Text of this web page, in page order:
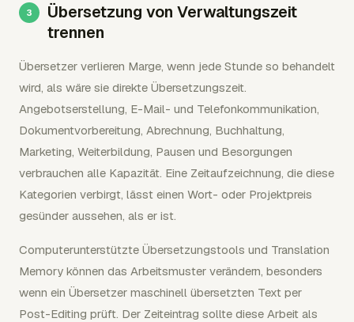
Übersetzung von Verwaltungszeit
trennen
Übersetzer verlieren Marge, wenn jede Stunde so behandelt
wird, als wäre sie direkte Übersetzungszeit.
Angebotserstellung, E-Mail- und Telefonkommunikation,
Dokumentvorbereitung, Abrechnung, Buchhaltung,
Marketing, Weiterbildung, Pausen und Besorgungen
verbrauchen alle Kapazität. Eine Zeitaufzeichnung, die diese
Kategorien verbirgt, lässt einen Wort- oder Projektpreis
gesünder aussehen, als er ist.
Computerunterstützte Übersetzungstools und Translation
Memory können das Arbeitsmuster verändern, besonders
wenn ein Übersetzer maschinell übersetzten Text per
Post-Editing prüft. Der Zeiteintrag sollte diese Arbeit als